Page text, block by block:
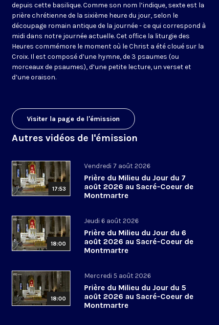
depuis cette basilique. Comme son nom l’indique, sexte est la
prière chrétienne de la sixième heure du jour, selon le
découpage romain antique de la journée - ce qui correspond à
midi dans notre journée actuelle. Cet office la liturgie des
Heures commémore le moment où le Christ a été cloué sur la
Croix. Il est composé d’une hymne, de 3 psaumes (ou
morceaux de psaumes), d’une petite lecture, un verset et
d’une oraison.
Visiter la page de l'émission
Autres vidéos de l'émission
17:53
Vendredi 7 août 2026
Prière du Milieu du Jour du 7
août 2026 au Sacré-Coeur de
Montmartre
18:00
Jeudi 6 août 2026
Prière du Milieu du Jour du 6
août 2026 au Sacré-Coeur de
Montmartre
18:00
Mercredi 5 août 2026
Prière du Milieu du Jour du 5
août 2026 au Sacré-Coeur de
Montmartre